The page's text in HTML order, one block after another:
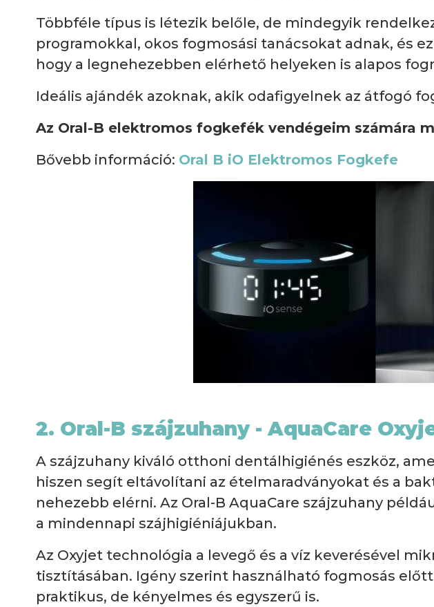
Többféle típus is létezik belőle, de mindegyik
programokkal, okos fogmosási tanácsokat adnak, és
hogy a legnehezebben elérhető helyeken is alapos
Ideális ajándék azoknak, akik odafigyelnek az átfogó
Az Oral-B elektromos fogkefék vendégeim számára
Bővebb információ: Oral B iO Elektromos Fogkefe
2. Oral-B szájzuhany - AquaCare
A szájzuhany kiváló otthoni dentálhigiénés eszköz,
hiszen segít eltávolítani az ételmaradványokat és a
nehezebb elérni. Az Oral-B AquaCare szájzuhany
a mindennapi szájhigiéniájukban.
Az Oxyjet technológia a levegő és a víz keverésével
tisztításában. Igény szerint használható fogmosás
praktikus, de kényelmes és egyszerű is.